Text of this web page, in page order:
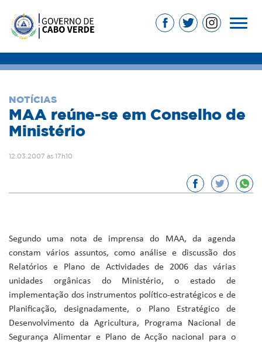
NOTÍCIAS
MAA reúne-se em Conselho de
Ministério
12.03.2007 às 17h10
Segundo uma nota de imprensa do MAA, da agenda
constam vários assuntos, como análise e discussão dos
Relatórios e Plano de Actividades de 2006 das várias
unidades orgânicas do Ministério, o estado de
implementação dos instrumentos político-estratégicos e de
Planificação, designadamente, o Plano Estratégico de
Desenvolvimento da Agricultura, Programa Nacional de
Segurança Alimentar e Plano de Acção nacional para o